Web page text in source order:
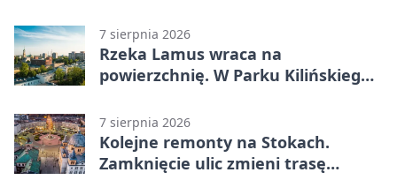
7 sierpnia 2026
Rzeka Lamus wraca na
powierzchnię. W Parku Kilińskiego
7 sierpnia 2026
Kolejne remonty na Stokach.
Zamknięcie ulic zmieni trasę